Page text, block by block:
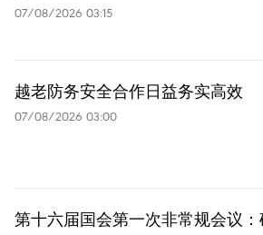
07/08/2026 03:15
越老防务安全合作日益务实高效
07/08/2026 03:00
第十六届国会第一次非常规会议：